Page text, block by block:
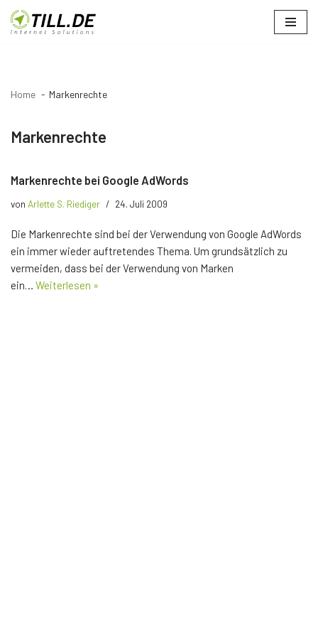
Zum
Home Markenrechte
Markenrechte
Markenrechte bei Google AdWords
von Arlette S. Riediger 24. Juli 2009
Die Markenrechte sind bei der Verwendung von Google AdWords
ein immer wieder auftretendes Thema. Um grundsätzlich zu
vermeiden, dass bei der Verwendung von Marken
ein… Weiterlesen »